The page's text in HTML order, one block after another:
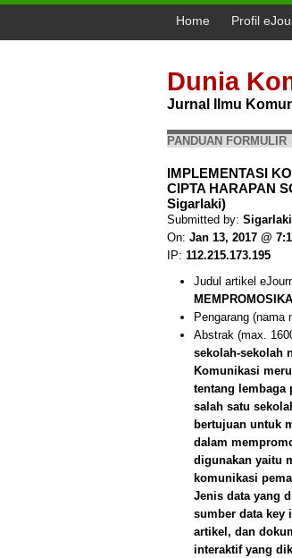
Home Profil
Dunia
Jurnal Ilmu
PANDUAN FORMULIR
IMPLEMENTASI
CIPTA HARAPAN
Sigarlaki)
Submitted by:
On: Jan 13, 2017 @
IP: 112.215.173.195
Judul artikel
Pengarang (nama
Abstrak (max.
sekolah-sekolah
Komunikasi
tentang lembaga
salah satu
bertujuan untuk
dalam
digunakan yaitu
komunikasi
Jenis data yang
sumber data key
artikel, dan
interaktif yang